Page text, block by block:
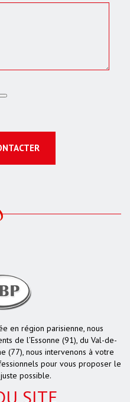
en région parisienne, nous
de l’Essonne (91), du Val-de-
(77), nous intervenons à votre
pour vous proposer le
possible.
SITE